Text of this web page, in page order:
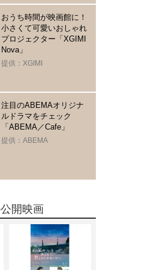
おうち時間が映画館に！
小さくて可愛いおしゃれ
プロジェクター「XGIMI
Nova」
提供：XGIMI
注目のABEMAオリジナ
ルドラマをチェック
「ABEMA／Cafe」
提供：ABEMA
開映画